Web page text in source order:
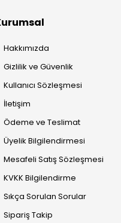
Hakkımızda
Gizlilik ve Güvenlik
Kullanıcı Sözleşmesi
İletişim
Ödeme ve Teslimat
Üyelik Bilgilendirmesi
Mesafeli Satış Sözleşmesi
KVKK Bilgilendirme
Sıkça Sorulan Sorular
Sipariş Takip